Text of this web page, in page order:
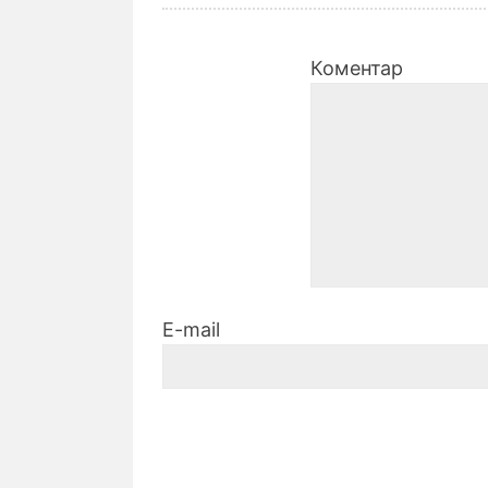
Коментар
E-mail